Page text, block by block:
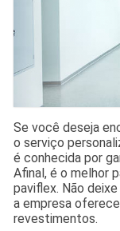
Se você deseja
o serviço
é conhecida por
Afinal, é o melhor
paviflex. Não
a empresa
revestimentos.